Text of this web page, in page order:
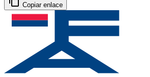
Copiar enlace